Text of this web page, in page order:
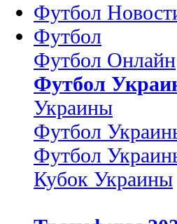
Футбол
Футбол
Футбол Онлайн
Футбол
Украины
Футбол
Футбол
Кубок Украины